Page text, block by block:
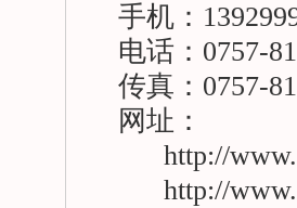
手机：
电话：0757-
传真：0757-
网址：
http://
http://